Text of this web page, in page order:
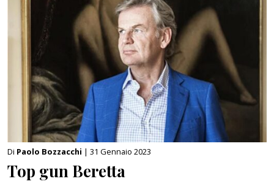
Di Paolo Bozzacchi | 31 Gennaio 2023
Top gun Beretta